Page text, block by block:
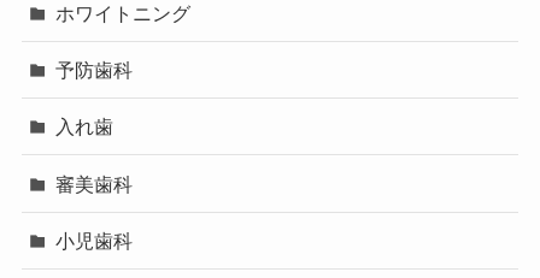
ホワイトニング
予防歯科
入れ歯
審美歯科
小児歯科